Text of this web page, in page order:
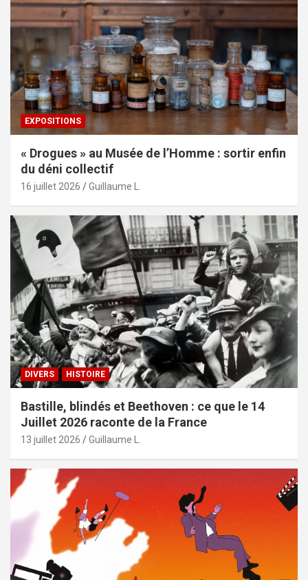
EXPOSITIONS
« Drogues » au Musée de l’Homme : sortir enfin
du déni collectif
16 juillet 2026 Guillaume L.
DIVERS HISTOIRE
Bastille, blindés et Beethoven : ce que le 14
Juillet 2026 raconte de la France
13 juillet 2026 Guillaume L.